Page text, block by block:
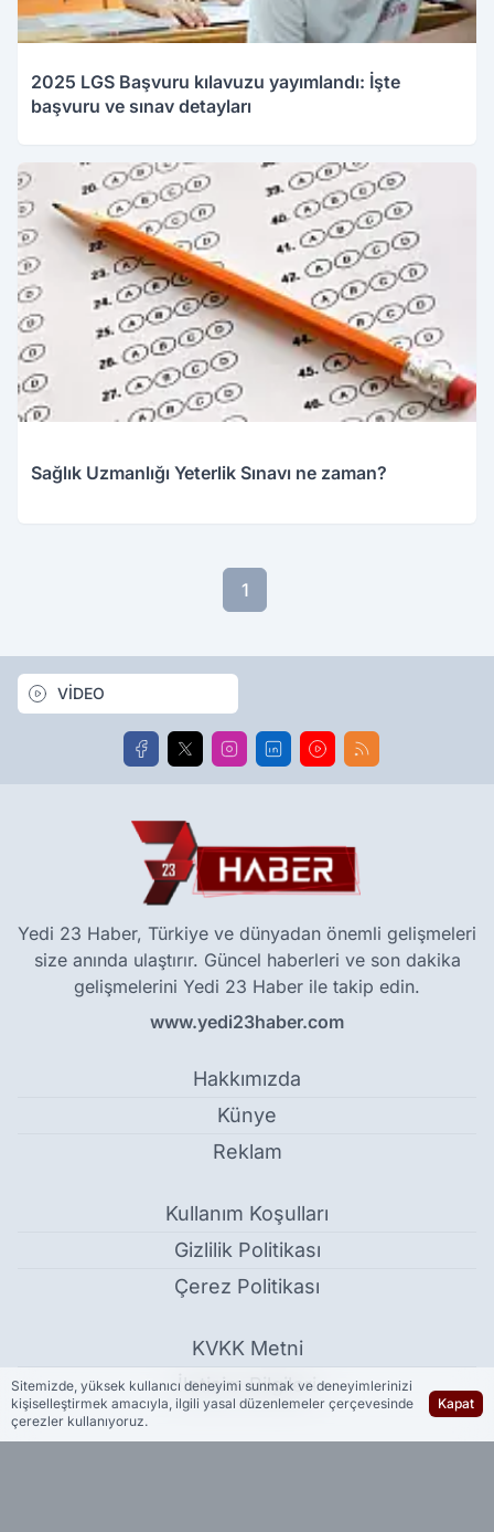
2025 LGS Başvuru kılavuzu yayımlandı: İşte
başvuru ve sınav detayları
Sağlık Uzmanlığı Yeterlik Sınavı ne zaman?
1
VİDEO
Yedi 23 Haber, Türkiye ve dünyadan önemli gelişmeleri
size anında ulaştırır. Güncel haberleri ve son dakika
gelişmelerini Yedi 23 Haber ile takip edin.
www.yedi23haber.com
Hakkımızda
Künye
Reklam
Kullanım Koşulları
Gizlilik Politikası
Çerez Politikası
KVKK Metni
İletişim Bilgileri
Sitemizde, yüksek kullanıcı deneyimi sunmak ve deneyimlerinizi
kişiselleştirmek amacıyla, ilgili yasal düzenlemeler çerçevesinde
çerezler kullanıyoruz.
Kapat